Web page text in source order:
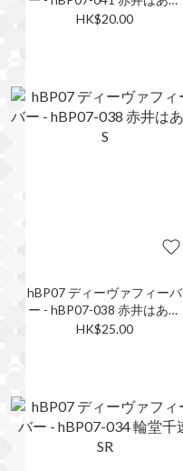
S
HK$20.00
hBP07 ディーヴァフィーバ
ー - hBP07-038 赤井はあと
S
HK$25.00